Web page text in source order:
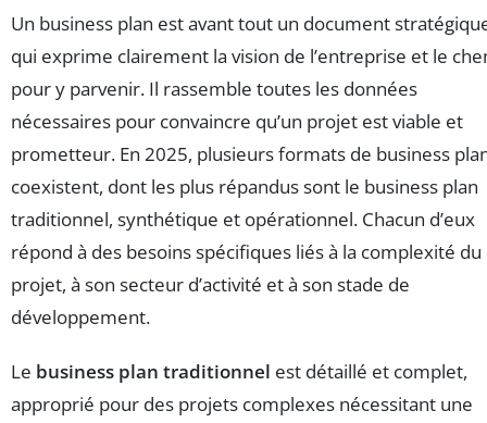
Un business plan est avant tout un document
qui exprime clairement la vision de l’entreprise et le
pour y parvenir. Il rassemble toutes les données
nécessaires pour convaincre qu’un projet est viable et
prometteur. En 2025, plusieurs formats de business
coexistent, dont les plus répandus sont le business plan
traditionnel, synthétique et opérationnel. Chacun d’eux
répond à des besoins spécifiques liés à la complexité du
projet, à son secteur d’activité et à son stade de
développement.
Le business plan traditionnel est détaillé et complet,
approprié pour des projets complexes nécessitant une